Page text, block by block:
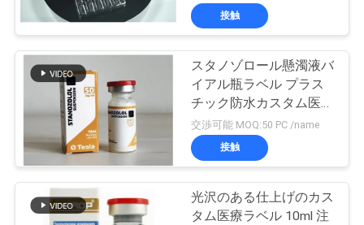
行
ラベル
注文のガラスびん
のラベル
110
接触
スタノゾロール懸濁液バ
イアル瓶ラベル プラス
チック防水カスタム医療
ラベル
交渉可能 MOQ:50 PC /name
接触
光沢のある仕上げのカス
タム医療ラベル 10ml 注